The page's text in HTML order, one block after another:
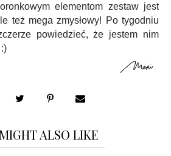
elementom zestaw jest
też mega zmysłowy! Po tygodniu
powiedzieć, że jestem nim
ALSO LIKE